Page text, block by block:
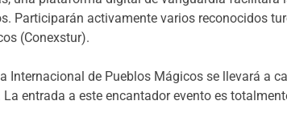
Participarán activamente varios reconocidos
(Conexstur).
Internacional de Pueblos Mágicos se llevará a
La entrada a este encantador evento es